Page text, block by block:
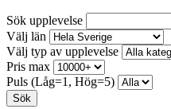
Sök upplevelse
Välj län
Välj typ av upplevelse
Pris max
Puls (Låg=1, Hög=5)